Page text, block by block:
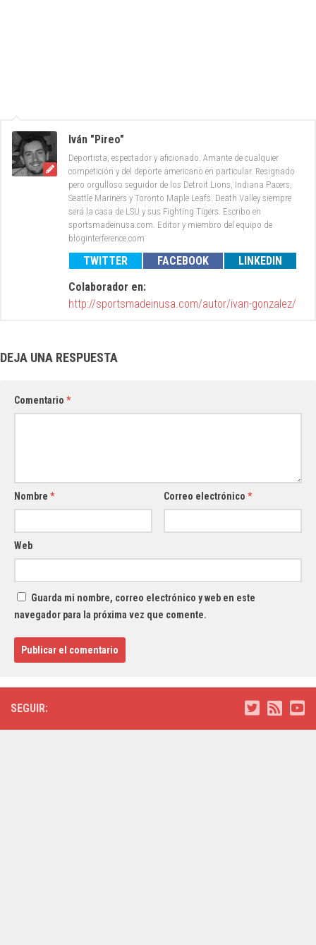
Iván "Pireo"
Deportista, espectador y aficionado. Amante de cualquier
competición y del deporte americano en particular. Resignado
pero orgulloso seguidor de los Detroit Lions, Indiana Pacers,
Seattle Mariners y Toronto Maple Leafs. Death Valley siempre
será la casa de LSU y sus Fighting Tigers. Escribo en
sportsmadeinusa.com. Editor y miembro del equipo de
bloginterference.com
TWITTER FACEBOOK
LINKEDIN
Colaborador en:
http://sportsmadeinusa.com/autor/ivan-gonzalez/
DEJA UNA RESPUESTA
Comentario *
Nombre * Correo electrónico*
Web
Guarda mi nombre, correo electrónico y web en este
navegador para la próxima vez que comente.
SEGUIR: